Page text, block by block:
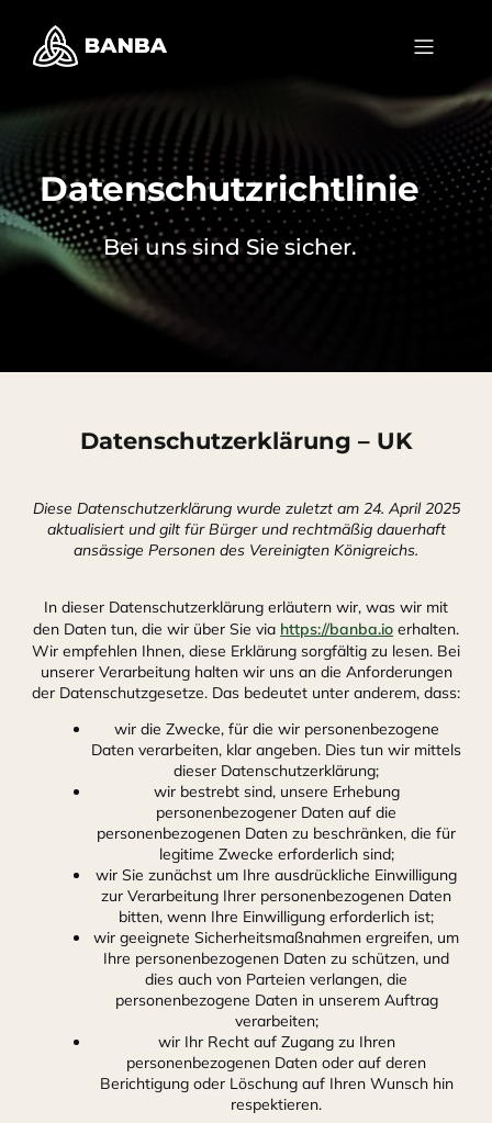
Datenschutzrichtlinie
Bei uns sind Sie sicher.
Datenschutzerklärung – UK
Diese Datenschutzerklärung wurde zuletzt am 24. April 2025
aktualisiert und gilt für Bürger und rechtmäßig dauerhaft
ansässige Personen des Vereinigten Königreichs.
In dieser Datenschutzerklärung erläutern wir, was wir mit
den Daten tun, die wir über Sie via https://banba.io erhalten.
Wir empfehlen Ihnen, diese Erklärung sorgfältig zu lesen. Bei
unserer Verarbeitung halten wir uns an die Anforderungen
der Datenschutzgesetze. Das bedeutet unter anderem, dass:
wir die Zwecke, für die wir personenbezogene
Daten verarbeiten, klar angeben. Dies tun wir mittels
dieser Datenschutzerklärung;
wir bestrebt sind, unsere Erhebung
personenbezogener Daten auf die
personenbezogenen Daten zu beschränken, die für
legitime Zwecke erforderlich sind;
wir Sie zunächst um Ihre ausdrückliche Einwilligung
zur Verarbeitung Ihrer personenbezogenen Daten
bitten, wenn Ihre Einwilligung erforderlich ist;
wir geeignete Sicherheitsmaßnahmen ergreifen, um
Ihre personenbezogenen Daten zu schützen, und
dies auch von Parteien verlangen, die
personenbezogene Daten in unserem Auftrag
verarbeiten;
wir Ihr Recht auf Zugang zu Ihren
personenbezogenen Daten oder auf deren
Berichtigung oder Löschung auf Ihren Wunsch hin
respektieren.